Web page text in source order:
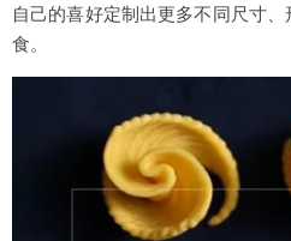
自己的喜好定制出更多不同尺寸
食。